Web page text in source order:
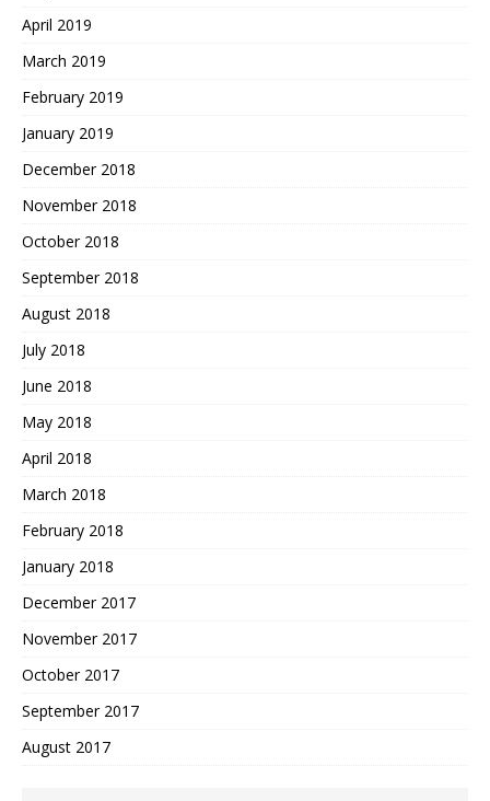
April 2019
March 2019
February 2019
January 2019
December 2018
November 2018
October 2018
September 2018
August 2018
July 2018
June 2018
May 2018
April 2018
March 2018
February 2018
January 2018
December 2017
November 2017
October 2017
September 2017
August 2017